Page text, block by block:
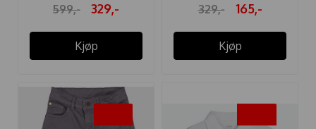
599,- 329,-
Kjøp
329,- 165,-
Kjøp